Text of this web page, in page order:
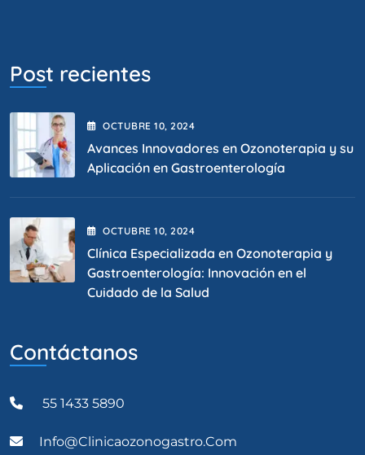
Post recientes
OCTUBRE10, 2024
Avances Innovadores en Ozonoterapia y su
Aplicación en Gastroenterología
OCTUBRE10, 2024
Clínica Especializada en Ozonoterapia y
Gastroenterología: Innovación en el
Cuidado de la Salud
Contáctanos
55 1433 5890
Info@clinicaozonogastro.com